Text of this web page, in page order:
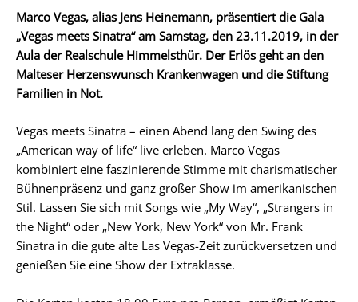
Marco Vegas, alias Jens Heinemann, präsentiert die Gala
„Vegas meets Sinatra“ am Samstag, den 23.11.2019, in der
Aula der Realschule Himmelsthür. Der Erlös geht an den
Malteser Herzenswunsch Krankenwagen und die Stiftung
Familien in Not.
Vegas meets Sinatra – einen Abend lang den Swing des
„American way of life“ live erleben. Marco Vegas
kombiniert eine faszinierende Stimme mit charismatischer
Bühnenpräsenz und ganz großer Show im amerikanischen
Stil. Lassen Sie sich mit Songs wie „My Way“, „Strangers in
the Night“ oder „New York, New York“ von Mr. Frank
Sinatra in die gute alte Las Vegas-Zeit zurückversetzen und
genießen Sie eine Show der Extraklasse.